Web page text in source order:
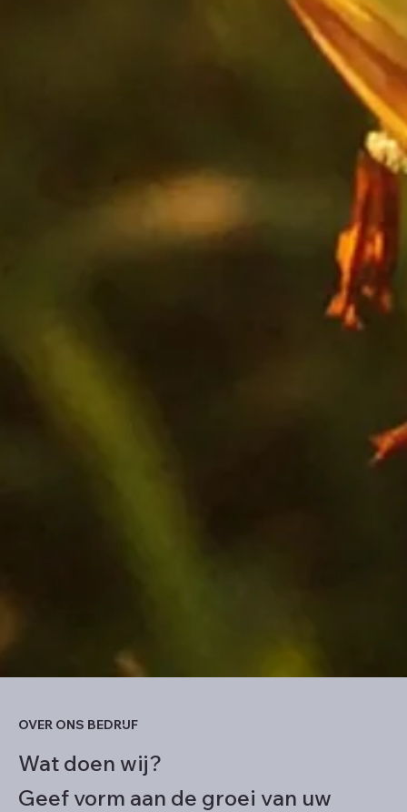
OVER ONS BEDRIJF
Wat doen wij?
Geef vorm aan de groei van uw